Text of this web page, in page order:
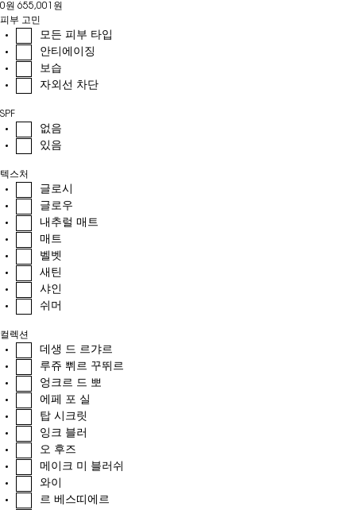
0원 655,001원
피부 고민
모든 피부 타입
안티에이징
보습
자외선 차단
SPF
없음
있음
텍스처
글로시
글로우
내추럴 매트
매트
벨벳
새틴
샤인
쉬머
컬렉션
데생 드 르갸르
루쥬 쀠르 꾸뛰르
엉크르 드 뽀
에페 포 실
탑 시크릿
잉크 블러
오 후즈
메이크 미 블러쉬
와이
르 베스띠에르